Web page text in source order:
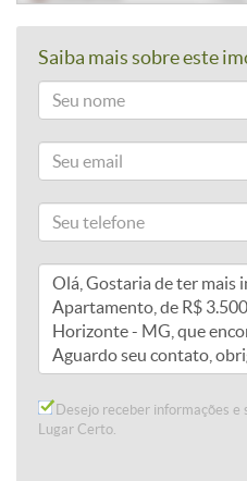
Saiba mais sobre este
Desejo receber informações
Lugar Certo.